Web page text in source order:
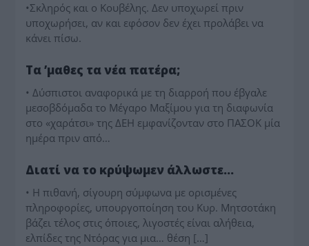
•Σκληρός και ο Κουβέλης. Δεν υποχωρεί πριν
υποχωρήσει, αν και εφόσον δεν έχει προλάβει να
κάνει πίσω.
Τα ʼμαθες τα νέα πατέρα;
• Δύσπιστοι αναφορικά με τη διαρροή που έβγαλε
μεσοβδόμαδα το Μέγαρο Μαξίμου για τη διαφωνία
στο «χαράτσι» της ΔΕΗ εμφανίζονταν στο ΠΑΣΟΚ μία
ημέρα πριν από…
Διατί να το κρύψωμεν άλλωστε…
• Η πιθανή, σίγουρη σύμφωνα με ορισμένες
πληροφορίες, υπουργοποίηση του Κυρ. Μητσοτάκη
βάζει τέλος στις όποιες, λιγοστές είναι αλήθεια,
ελπίδες της Ντόρας για μια… θέση […]